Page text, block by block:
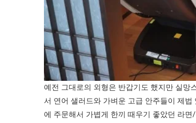
예전 그대로의 외형은 반갑기도 했지만 실망
서 연어 샐러드와 가벼운 고급 안주들이 제
에 주문해서 가볍게 한끼 때우기 좋았던 라